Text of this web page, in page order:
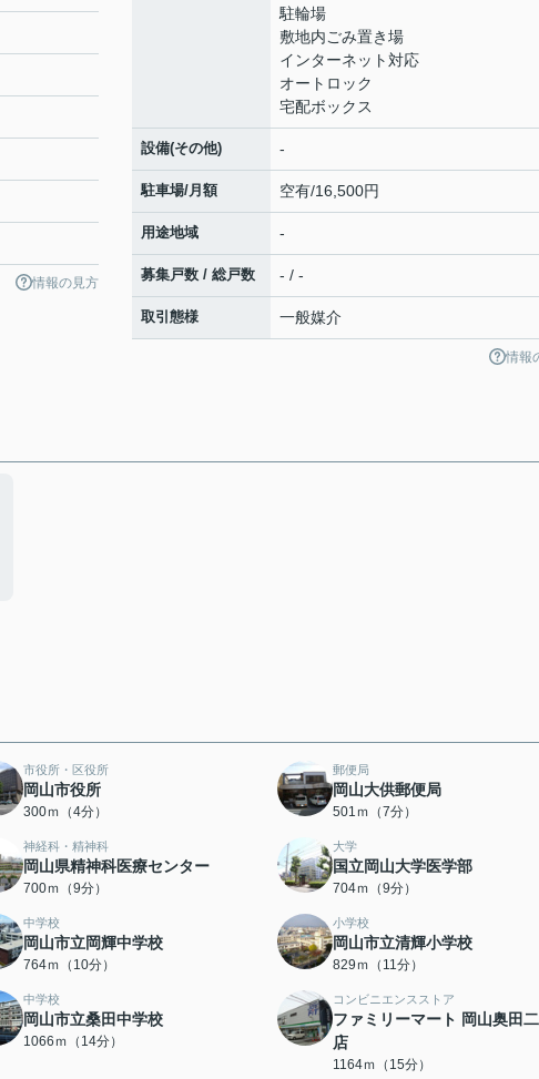
情報の見方
駐輪場
敷地内ごみ置き場
インターネット対応
オートロック
宅配ボックス
設備(その他) -
駐車場/月額 空有/16,500円
用途地域 -
募集戸数 / 総戸数 - / -
取引態様 一般媒介
情報
市役所・区役所
岡山市役所
300ｍ（4分）
郵便局
岡山大供郵便局
501ｍ（7分）
神経科・精神科
岡山県精神科医療センター
700ｍ（9分）
大学
国立岡山大学医学部
704ｍ（9分）
中学校
岡山市立岡輝中学校
764ｍ（10分）
小学校
岡山市立清輝小学校
829ｍ（11分）
中学校
岡山市立桑田中学校
1066ｍ（14分）
コンビニエンスストア
ファミリーマート 岡山奥田
店
1164ｍ（15分）